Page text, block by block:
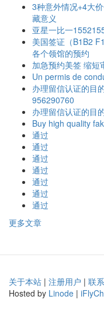
3种意外情况+4大
藏意义
亚星一比一
美国签证（B1B2
各个领馆的预约
加急预约美签 缩短
Un permis de
办理留信认证的目
956290760
办理留信认证的目
Buy high quality
通过
通过
通过
通过
通过
通过
通过
更多文章
关于本站 | 注册用户 | 联
Hosted by Linode |